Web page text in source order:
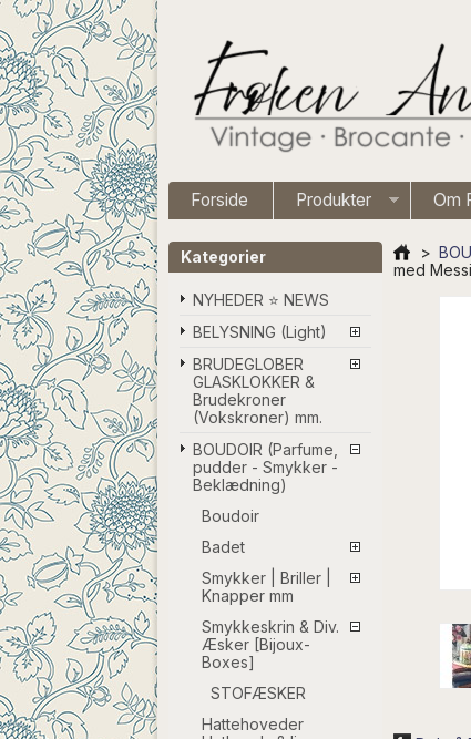
Forside Produkter Om
Kategorier
NYHEDER ⭐ NEWS
BELYSNING (Light)
BRUDEGLOBER
GLASKLOKKER &
Brudekroner
(Vokskroner) mm.
BOUDOIR (Parfume,
pudder - Smykker -
Beklædning)
Boudoir
Badet
Smykker | Briller |
Knapper mm
Smykkeskrin & Div.
Æsker [Bijoux-
Boxes]
STOFÆSKER
Hattehoveder
>
med